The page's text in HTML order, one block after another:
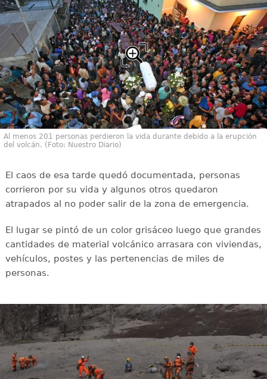
Al menos 201 personas perdieron la vida durante debido a la erupción
del volcán. (Foto: Nuestro Diario)
El caos de esa tarde quedó documentada, personas
corrieron por su vida y algunos otros quedaron
atrapados al no poder salir de la zona de emergencia.
El lugar se pintó de un color grisáceo luego que grandes
cantidades de material volcánico arrasara con viviendas,
vehículos, postes y las pertenencias de miles de
personas.